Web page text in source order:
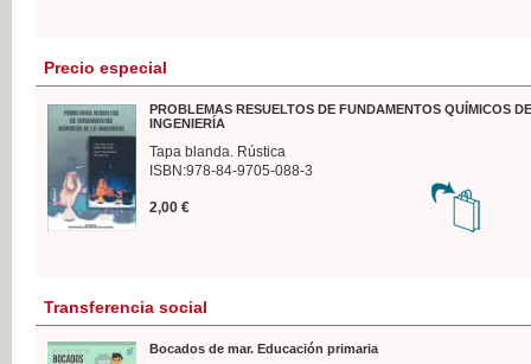
Precio especial
PROBLEMAS RESUELTOS DE FUNDAMENTOS QUÍMICOS
INGENIERÍA
Tapa blanda. Rústica
ISBN:978-84-9705-088-3
2,00 €
Transferencia social
Bocados de mar. Educación primaria